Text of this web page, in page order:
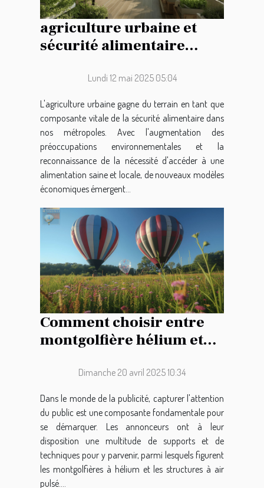
agriculture urbaine et
sécurité alimentaire
économiques émergents
Lundi 12 mai 2025 05:04
L'agriculture urbaine gagne du terrain en tant que
composante vitale de la sécurité alimentaire dans
nos métropoles. Avec l'augmentation des
préoccupations environnementales et la
reconnaissance de la nécessité d'accéder à une
alimentation saine et locale, de nouveaux modèles
économiques émergent...
Comment choisir entre
montgolfière hélium et
publicitéDimanche 20 avril 2025 10:34
Dans le monde de la publicité, capturer l'attention
du public est une composante fondamentale pour
se démarquer. Les annonceurs ont à leur
disposition une multitude de supports et de
techniques pour y parvenir, parmi lesquels figurent
les montgolfières à hélium et les structures à air
pulsé....